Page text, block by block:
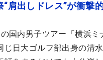
肩出しドレス”が衝撃的
国内男子ツアー「横浜
じ日大ゴルフ部出身の清